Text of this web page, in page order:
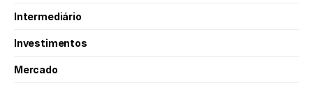
Intermediário
Investimentos
Mercado